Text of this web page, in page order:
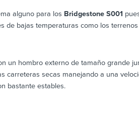
alguno para los Bridgestone S001
de bajas temperaturas como los
un hombro externo de tamaño grande
carreteras secas manejando a una
bastante estables.